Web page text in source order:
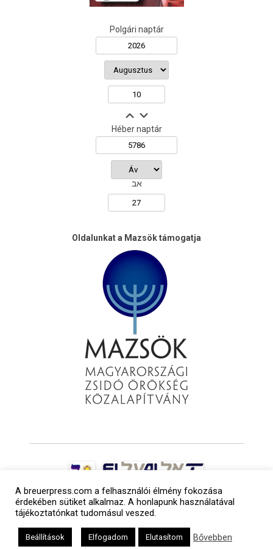
Polgári naptár
Héber naptár
אב
Oldalunkat a Mazsök támogatja
A breuerpress.com a felhasználói élmény fokozása
érdekében sütiket alkalmaz. A honlapunk használatával
tájékoztatónkat tudomásul veszed.
Beállítások Elfogadom Elutasítom Bővebben